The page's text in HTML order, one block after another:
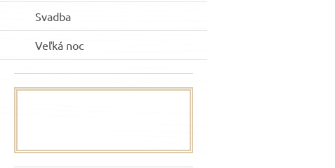
Svadba
Veľká noc